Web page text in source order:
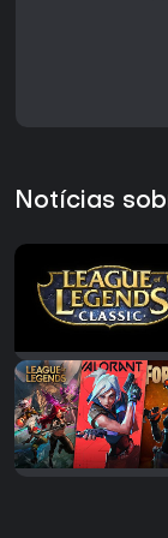
Notícias